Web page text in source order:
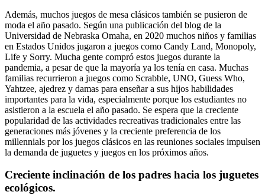
Además, muchos juegos de mesa clásicos también se pusieron de
moda el año pasado. Según una publicación del blog de la
Universidad de Nebraska Omaha, en 2020 muchos niños y familias
en Estados Unidos jugaron a juegos como Candy Land, Monopoly,
Life y Sorry. Mucha gente compró estos juegos durante la
pandemia, a pesar de que la mayoría ya los tenía en casa. Muchas
familias recurrieron a juegos como Scrabble, UNO, Guess Who,
Yahtzee, ajedrez y damas para enseñar a sus hijos habilidades
importantes para la vida, especialmente porque los estudiantes no
asistieron a la escuela el año pasado. Se espera que la creciente
popularidad de las actividades recreativas tradicionales entre las
generaciones más jóvenes y la creciente preferencia de los
millennials por los juegos clásicos en las reuniones sociales impulsen
la demanda de juguetes y juegos en los próximos años.
Creciente inclinación de los padres hacia los juguetes
ecológicos.